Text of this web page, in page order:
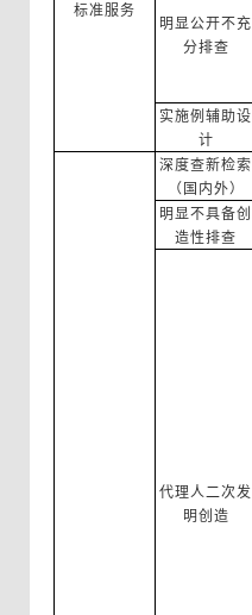
标准服务
明显公开不充
分排查
实施例辅助设
计
深度查新检索
（国内外）
明显不具备创
造性排查
代理人二次发
明创造